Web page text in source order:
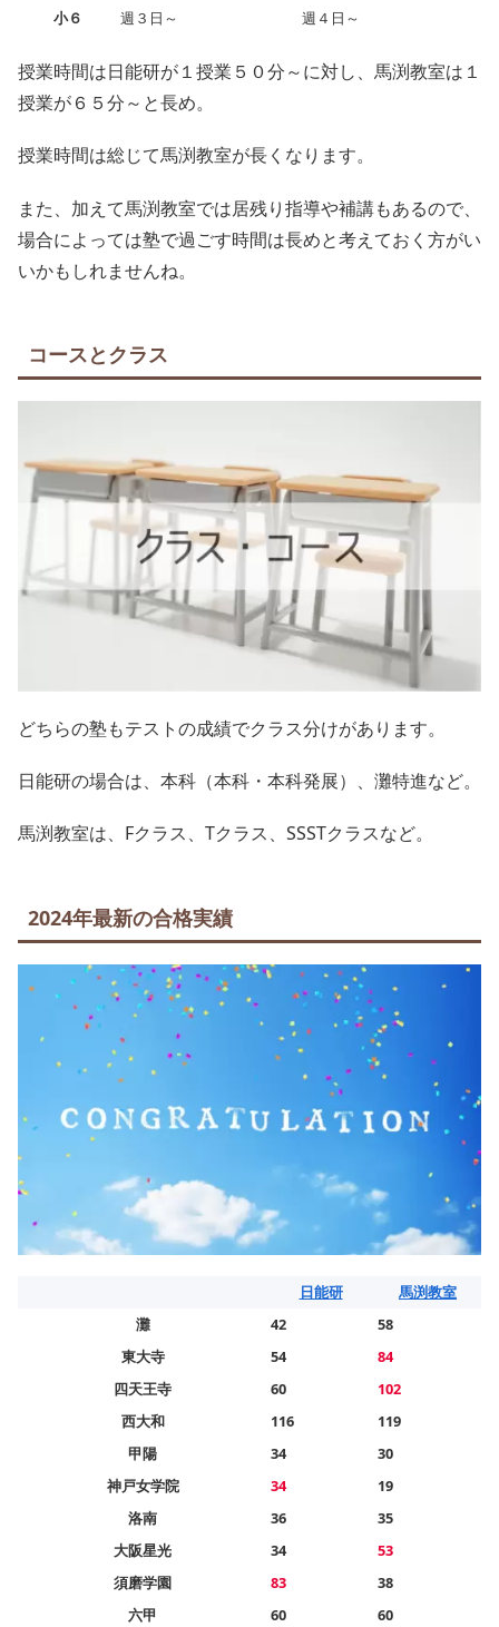
小６
週３日～ 週４日～
授業時間は日能研が１授業５０分～に対し、馬渕教室は１
授業が６５分～と長め。
授業時間は総じて馬渕教室が長くなります。
また、加えて馬渕教室では居残り指導や補講もあるので、
場合によっては塾で過ごす時間は長めと考えておく方がい
いかもしれませんね。
コースとクラス
どちらの塾もテストの成績でクラス分けがあります。
日能研の場合は、本科（本科・本科発展）、灘特進など。
馬渕教室は、Fクラス、Tクラス、SSSTクラスなど。
2024年最新の合格実績
日能研
馬渕教室
灘
42
58
東大寺
54
84
四天王寺
60
102
西大和
116
119
甲陽
34
30
神戸女学院
34
19
洛南
36
35
大阪星光
34
53
須磨学園
83
38
六甲
60 60